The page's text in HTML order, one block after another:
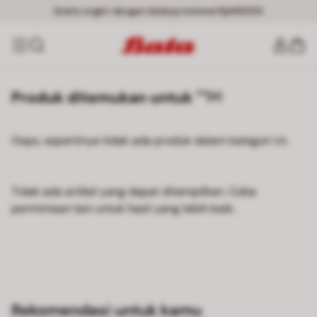
Gratis ongkir dengan belanja minimal Rp149000
Produk ditemukan untuk ""[0]
Oops, sepertinya tidak ada produk dalam kategori ini.
Tidak ada artikel yang dapat ditampilkan. Coba
permintaan lain untuk hasil yang lebih baik.
Rekomendasi untuk kamu